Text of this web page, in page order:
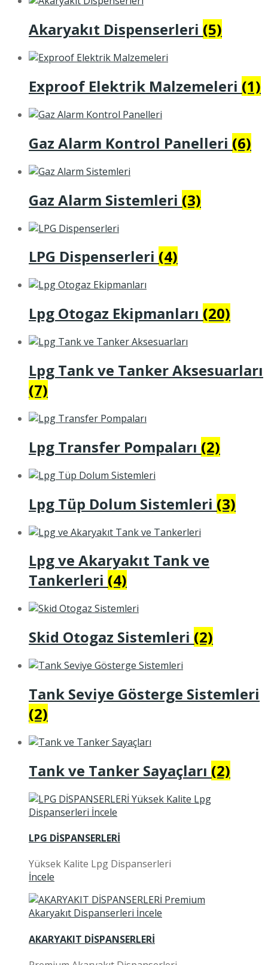
Akaryakıt Dispenserleri (5)
Exproof Elektrik Malzemeleri (1)
Gaz Alarm Kontrol Panelleri (6)
Gaz Alarm Sistemleri (3)
LPG Dispenserleri (4)
Lpg Otogaz Ekipmanları (20)
Lpg Tank ve Tanker Aksesuarları
(7)
Lpg Transfer Pompaları (2)
Lpg Tüp Dolum Sistemleri (3)
Lpg ve Akaryakıt Tank ve
Tankerleri (4)
Skid Otogaz Sistemleri (2)
Tank Seviye Gösterge Sistemleri
(2)
Tank ve Tanker Sayaçları (2)
LPG DİSPANSERLERİ
Yüksek Kalite Lpg Dispanserleri
İncele
AKARYAKIT DİSPANSERLERİ